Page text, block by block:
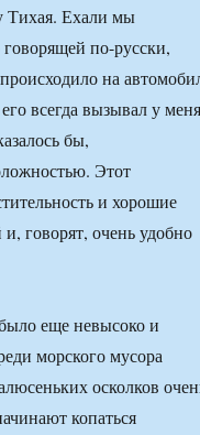
Тихая. Ехали мы
по-русски,
на
всегда вызывал у меня
бы,
Этот
и хорошие
говорят, очень удобно
еще невысоко и
морского мусора
осколков
копаться